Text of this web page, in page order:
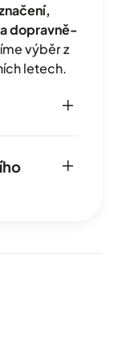
dopravně-
výběr z
letech.